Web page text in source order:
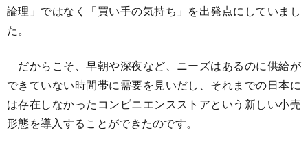
論理」ではなく「買い手の気持ち」を出発点にしていまし
た。
だからこそ、早朝や深夜など、ニーズはあるのに供給が
できていない時間帯に需要を見いだし、それまでの日本に
は存在しなかったコンビニエンスストアという新しい小売
形態を導入することができたのです。